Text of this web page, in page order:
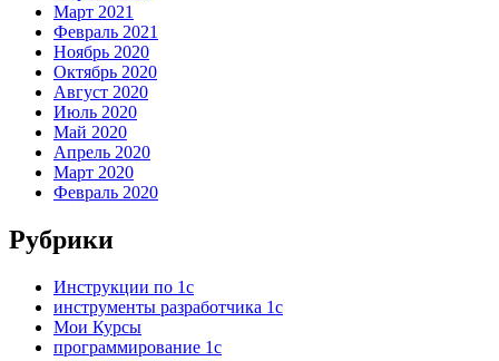
Март 2021
Февраль 2021
Ноябрь 2020
Октябрь 2020
Август 2020
Июль 2020
Май 2020
Апрель 2020
Март 2020
Февраль 2020
Рубрики
Инструкции по 1с
инструменты разработчика 1с
Мои Курсы
программирование 1с